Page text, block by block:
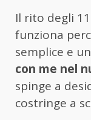
Il rito degli
funziona
semplice e
con me nel
spinge a
costringe a